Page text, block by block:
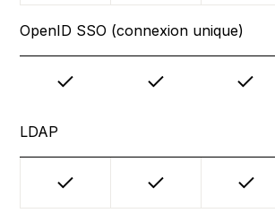
OpenID SSO (connexion unique)
LDAP